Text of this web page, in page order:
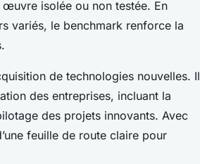
isolée ou non testée. En
variés, le benchmark renforce la
de technologies nouvelles. Il
des entreprises, incluant la
des projets innovants. Avec
feuille de route claire pour